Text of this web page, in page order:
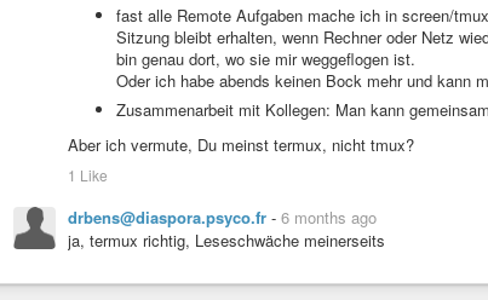
bindsym $mod+Shift+$right move right
bindsym $mod+b splith
bindsym $mod+v splitv
bindsym $mod+f fullscreen
# Resize Mode
  bindsym $left resize shrink width 10px
  bindsym $down resize grow height 10px
fast alle Remote Aufgaben mache ich in screen/
Sitzung bleibt erhalten, wenn Rechner oder Netz
bin genau dort, wo sie mir weggeflogen ist.
Oder ich habe abends keinen Bock mehr und kann
Zusammenarbeit mit Kollegen: Man kann
Aber ich vermute, Du meinst termux, nicht tmux?
1 Like
drbens@diaspora.psyco.fr - 6 months ago
ja, termux richtig, Leseschwäche meinerseits